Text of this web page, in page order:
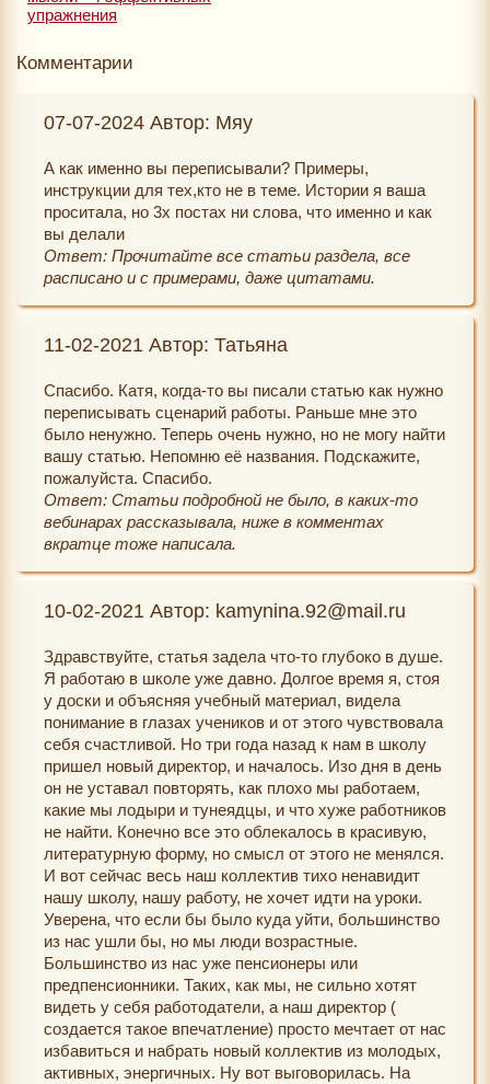
упражнения
Комментарии
07-07-2024 Автор: Мяу
А как именно вы переписывали? Примеры,
инструкции для тех,кто не в теме. Истории я ваша
проситала, но 3х постах ни слова, что именно и как
вы делали
Ответ: Прочитайте все статьи раздела, все
расписано и с примерами, даже цитатами.
11-02-2021 Автор: Татьяна
Спасибо. Катя, когда-то вы писали статью как нужно
переписывать сценарий работы. Раньше мне это
было ненужно. Теперь очень нужно, но не могу найти
вашу статью. Непомню её названия. Подскажите,
пожалуйста. Спасибо.
Ответ: Статьи подробной не было, в каких-то
вебинарах рассказывала, ниже в комментах
вкратце тоже написала.
10-02-2021 Автор: kamynina.92@mail.ru
Здравствуйте, статья задела что-то глубоко в душе.
Я работаю в школе уже давно. Долгое время я, стоя
у доски и объясняя учебный материал, видела
понимание в глазах учеников и от этого чувствовала
себя счастливой. Но три года назад к нам в школу
пришел новый директор, и началось. Изо дня в день
он не уставал повторять, как плохо мы работаем,
какие мы лодыри и тунеядцы, и что хуже работников
не найти. Конечно все это облекалось в красивую,
литературную форму, но смысл от этого не менялся.
И вот сейчас весь наш коллектив тихо ненавидит
нашу школу, нашу работу, не хочет идти на уроки.
Уверена, что если бы было куда уйти, большинство
из нас ушли бы, но мы люди возрастные.
Большинство из нас уже пенсионеры или
предпенсионники. Таких, как мы, не сильно хотят
видеть у себя работодатели, а наш директор (
создается такое впечатление) просто мечтает от нас
избавиться и набрать новый коллектив из молодых,
активных, энергичных. Ну вот выговорилась. На